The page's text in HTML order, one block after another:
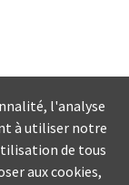
l'analyse
à utiliser notre
de tous
aux cookies,